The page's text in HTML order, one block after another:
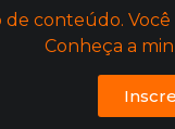
conteúdo.
Conheça a